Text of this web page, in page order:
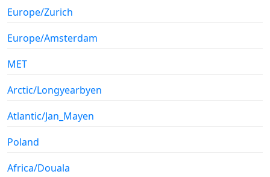
Europe/Zurich
Europe/Amsterdam
MET
Arctic/Longyearbyen
Atlantic/Jan_Mayen
Poland
Africa/Douala